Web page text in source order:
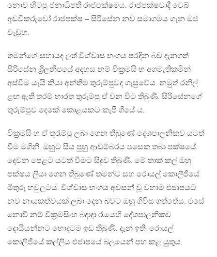
නොව හිටපු ජනාධිපති රාජපක්ෂමය. රාජපක්ෂවාදී වෙබ්
අඩවිකරුවෝ රාජපක්ෂ – සිරිසේන නව සමාගමය ගැන ඔජ
වැඩූහ.
තමන්ගේ සහායද ලත් විශ්වාස භංගය පරදින බව දැනගත්
සිරිසේන ශ්‍රිලනිපයේ අදහස නම් වික්‍රමසිංහ අගමැතිකමින්
අස්වීම යැයි කියා අන්තිම තුරුම්පුවද ගැසුවේය. නමුත් රනිල්
ළඟ ඇති තරම් හාරත තුරුම්පු ඒ වන විට තිබුණි. සිරිසේනගේ
තුරුම්පුව දෙකේ කොළයකට කැපී ගියේ ය.
වික්‍රමසිංහ ඒ තුරැම්පු ලබා ගෙන තිබුණේ දේශපාලනිකව යටත්
වීම මගිනි. ඔහුට සිය පුහු ආඩම්බරය පසෙක තබා පක්ෂයේ
දෙවන පෙළට යටත් වීමට සිදුව තිබුණි. මේ තාක් කල් ඔහු
පක්ෂය ලියා ගෙන තිබුණේ තමන්ට සහ රොයල් කොලීජියේ
මිතුරු හවුලටය. විශ්වාස භංගය අවසන් වූ වහාම එජාපයට
නව නායකත්වයක් ලබා දෙන බවට ඔහු ගිවිස ගත්තේය. එසේ
නොවී නම් වික්‍රමසිංහ බදාදා රැයෙහි දේශපාලනිකව
දොයියන්නට හොදටම ඉඩ තිබුණි. දැන් ඉතිං රොයල්
කොලීජියේ කල්ලිය එජාපයේ බලයෙන් පහ කළ යුතුය.